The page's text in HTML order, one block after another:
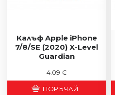
Калъф Apple iPhone
7/8/SE (2020) X-Level
Guardian
4.09 €
ПОРЪЧАЙ